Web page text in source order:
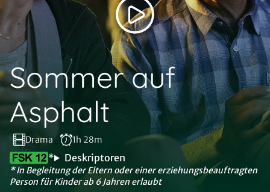
Sommer auf
Asphalt
Drama 1h 28m
* Deskriptoren
* In Begleitung der Eltern oder einer erziehungsbeauftragten
Person für Kinder ab 6 Jahren erlaubt